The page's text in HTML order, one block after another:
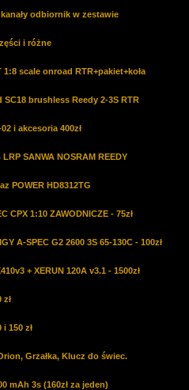
odbiornik w zestawie
i różne
scale onroad RTR+pakiet+koła
brushless Reedy 2-3S RTR
i akcesoria 400zł
SANWA NOSRAM REEDY
POWER HD8312TG
CPX 1:10 ZAWODNICZE - 75zł
A-SPEC G2 2600 3S 65-130C - 100zł
+ XERUN 120A v3.1 - 1500zł
zł
150 zł
Grzałka, Klucz do świec.
mAh 3s (160zł za jeden)